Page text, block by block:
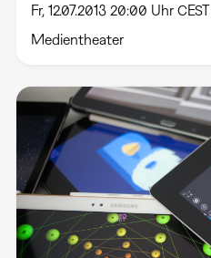
Fr, 12.07.2013 20:00 Uhr CEST
Medientheater